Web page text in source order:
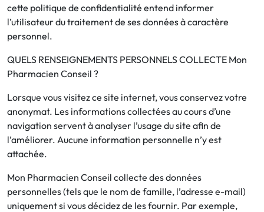
Troubles urinaires
Premiers soins
Bucco-dentaire
Anti-Poux
Bébé
Homéopathie
cette politique de confidentialité entend informer
l’utilisateur du traitement de ses données à caractère
personnel.
QUELS RENSEIGNEMENTS PERSONNELS COLLECTE Mon
Pharmacien Conseil ?
Lorsque vous visitez ce site internet, vous conservez votre
anonymat. Les informations collectées au cours d’une
navigation servent à analyser l’usage du site afin de
l’améliorer. Aucune information personnelle n’y est
attachée.
Mon Pharmacien Conseil collecte des données
personnelles (tels que le nom de famille, l’adresse e-mail)
uniquement si vous décidez de les fournir. Par exemple,